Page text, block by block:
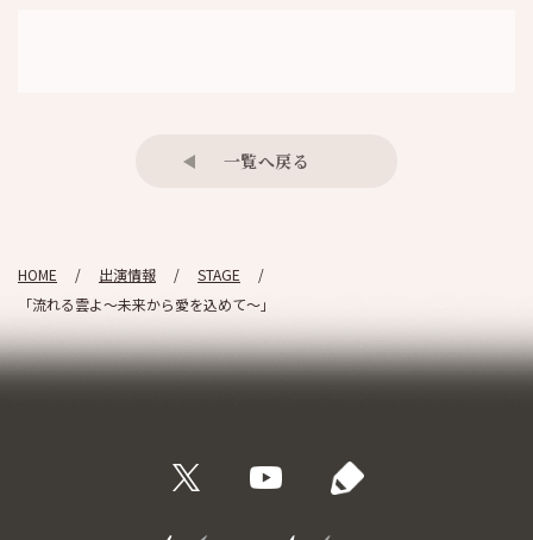
一覧へ戻る
HOME 出演情報
STAGE
「流れる雲よ～未来から愛を込めて～」